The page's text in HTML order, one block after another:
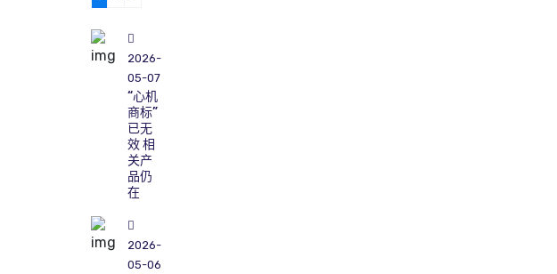
2026-
05-07
“心机
商标”
已无
效 相
关产
品仍
在
2026-
05-06